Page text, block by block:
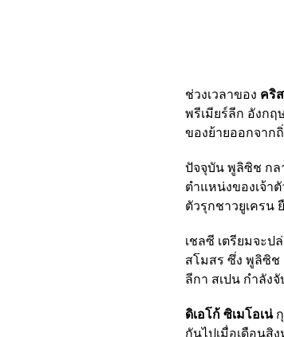
ช่วงเวลาของ คริ
พรีเมียร์ลีก อังกฤ
ของย้ายออกจาก
ปัจจุบัน พูลิซิช กล
ตำแหน่งของเจ้า
ตัวรุกชาวยูเครน
เชลซี เตรียมจะ
สโมสร ซึ่ง พูลิซิช
ลีกา สเปน กำลัง
ดิเอโก้ ซิเมโอเน่